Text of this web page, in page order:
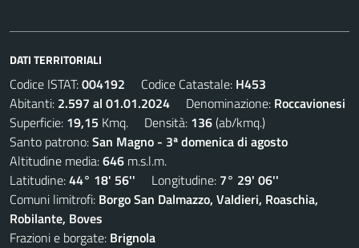
DATI TERRITORIALI
Codice ISTAT:004192 Codice Catastale: H453
Abitanti: 2.597 al 01.01.2024 Denominazione: Roccavionesi
Superficie: 19,15 Kmq. Densità: 136(ab/kmq.)
Santo patrono:San Magno - 3ª domenica di agosto
Altitudine media:646 m.s.l.m.
Latitudine:44° 18' 56'' Longitudine: 7° 29' 06''
Comuni limitrofi: Borgo San Dalmazzo, Valdieri, Roaschia,
Robilante, Boves
Frazioni e borgate: Brignola